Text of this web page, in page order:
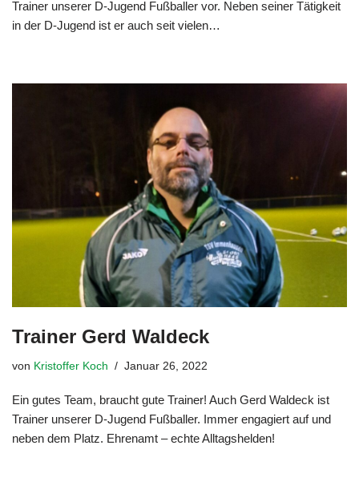
Trainer unserer D-Jugend Fußballer vor. Neben seiner Tätigkeit
in der D-Jugend ist er auch seit vielen…
Trainer Gerd Waldeck
von Kristoffer Koch Januar 26, 2022
Ein gutes Team, braucht gute Trainer! Auch Gerd Waldeck ist
Trainer unserer D-Jugend Fußballer. Immer engagiert auf und
neben dem Platz. Ehrenamt – echte Alltagshelden!